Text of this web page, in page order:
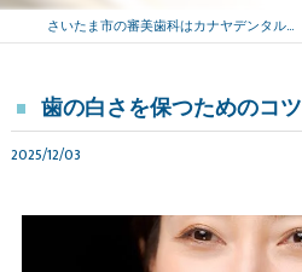
さいたま市の審美歯科はカナヤデンタルクリニック
歯の白さを保つためのコツ
2025/12/03